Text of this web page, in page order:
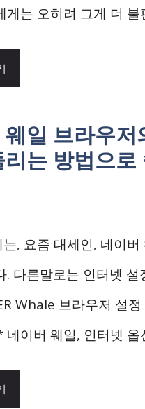
게는 오히려 그게 더
일 브라우
는 방법으로
, 요즘 대세인, 네이버
. 다른말로는 인터넷
Whale 브라우저 설
네이버 웨일, 인터넷